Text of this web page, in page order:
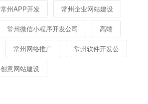
常州APP开发 常州企业网站建设
常州微信小程序开发公司 高端
常州网络推广 常州软件开发公
创意网站建设